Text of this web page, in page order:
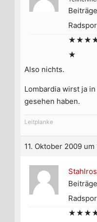
★
Also nichts.
Lombardia wirst ja
gesehen haben.
Leitplanke
11. Oktober 2009